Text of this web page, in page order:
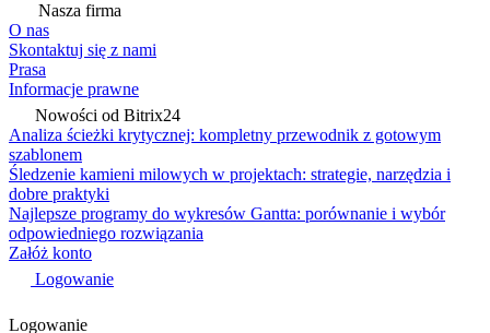
Nasza firma
O nas
Skontaktuj się z nami
Prasa
Informacje prawne
Nowości od Bitrix24
Analiza ścieżki krytycznej: kompletny przewodnik z gotowym
szablonem
Śledzenie kamieni milowych w projektach: strategie, narzędzia i
dobre praktyki
Najlepsze programy do wykresów Gantta: porównanie i wybór
odpowiedniego rozwiązania
Załóż konto
Logowanie
Logowanie